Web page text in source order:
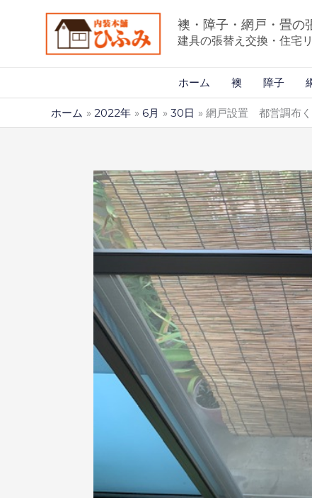
襖・障子・網戸・畳の
建具の張替え交換・住宅
ホーム 襖 障子
ホーム 2022年 6月 30日 網戸設置 都営調布く